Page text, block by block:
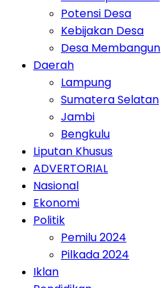
Potensi Desa
Kebijakan Desa
Desa Membangun
Daerah
Lampung
Sumatera Selatan
Jambi
Bengkulu
Liputan Khusus
ADVERTORIAL
Nasional
Ekonomi
Politik
Pemilu 2024
Pilkada 2024
Iklan